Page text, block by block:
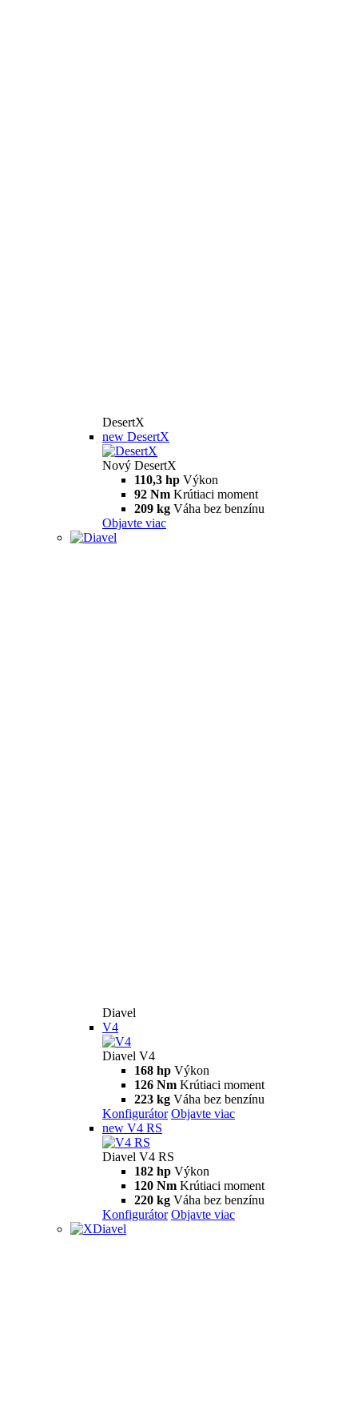
DesertX
new DesertX
Nový DesertX
110,3 hp Výkon
92 Nm Krútiaci moment
209 kg Váha bez benzínu
Objavte viac
Diavel
V4
Diavel V4
168 hp Výkon
126 Nm Krútiaci moment
223 kg Váha bez benzínu
Konfigurátor Objavte viac
new V4 RS
Diavel V4 RS
182 hp Výkon
120 Nm Krútiaci moment
220 kg Váha bez benzínu
Konfigurátor Objavte viac